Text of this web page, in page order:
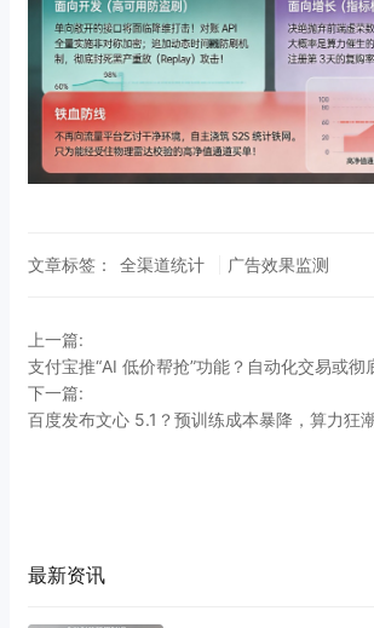
文章标签： 全渠道统计 广告效果监测
上一篇:
支付宝推“AI 低价帮抢”功能？自动化交易或彻底
下一篇:
百度发布文心 5.1？预训练成本暴降，算力狂
最新资讯